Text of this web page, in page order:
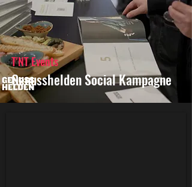
T'NT Events
Genusshelden Social Kampagne